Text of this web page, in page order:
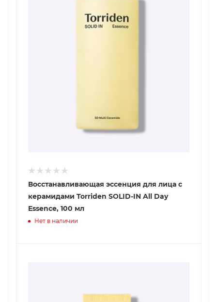
Восстанавливающая эcсенция для лица с
керамидами Torriden SOLID-IN All Day
Essence, 100 мл
Нет в наличии